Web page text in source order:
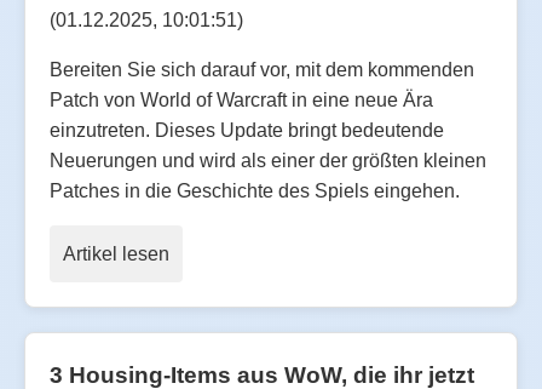
(01.12.2025, 10:01:51)
Bereiten Sie sich darauf vor, mit dem kommenden
Patch von World of Warcraft in eine neue Ära
einzutreten. Dieses Update bringt bedeutende
Neuerungen und wird als einer der größten kleinen
Patches in die Geschichte des Spiels eingehen.
Artikel lesen
3 Housing-Items aus WoW, die ihr jetzt